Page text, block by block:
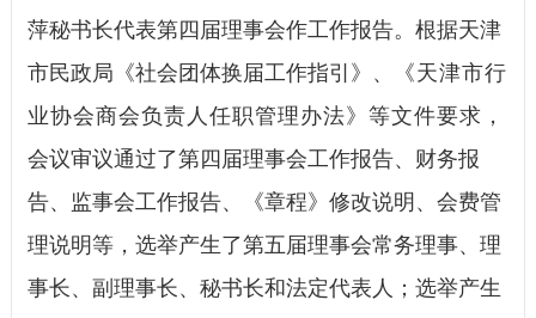
萍秘书长代表第四届理事会作工作报告。根据天津
市民政局《社会团体换届工作指引》、
《天津市行
业协会商会负责人任职管理办法》等文件要求，
会议审议通过了第四届理事会工作报告、财务报
告、监事会工作报告、《章程》修改说明、会费管
理说明等，选举产生了第五届理事会常务理事、理
事长、副理事长、秘书长和法定代表人；选举产生